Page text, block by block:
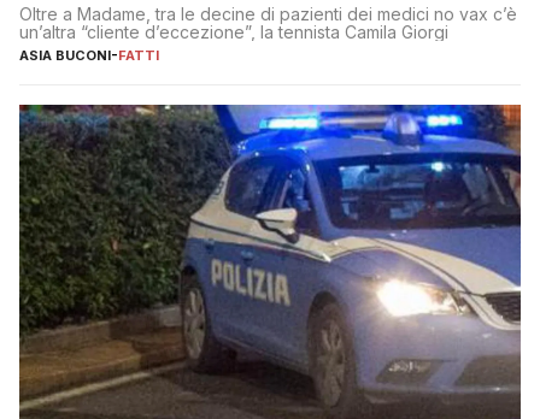
Oltre a Madame, tra le decine di pazienti dei medici no vax c’è
un’altra “cliente d’eccezione”, la tennista Camila Giorgi
ASIA BUCONI-FATTI